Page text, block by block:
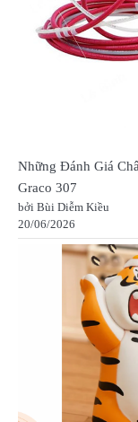
Những Đánh Giá
Graco 307
bởi Bùi Diễm Kiều
20/06/2026